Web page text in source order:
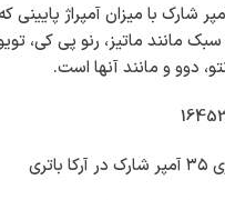
35 آمپر شارک با میزان آمپراژ